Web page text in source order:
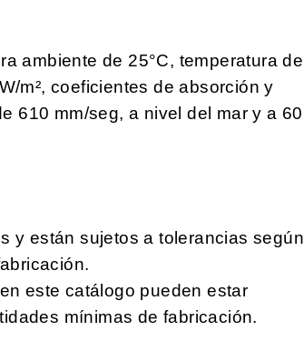
ambiente de 25°C, temperatura del
m², coeficientes de absorción y
610 mm/seg, a nivel del mar y a 60
y están sujetos a tolerancias según
este catálogo pueden estar
mínimas de fabricación.